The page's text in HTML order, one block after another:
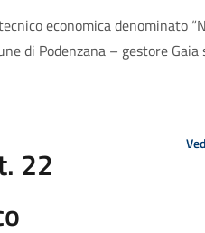
economica denominato
Podenzana – gestore Gaia
22